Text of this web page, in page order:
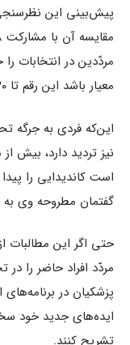
معیار باشد این رقم تا ۲۰ درصد هم می‌رسد.
این‌که فردی به جرگه
نیز تردید دارد، بیش
است کاندیدایی را
گفتمان مطروحه وی
حتی اگر این مطالبات
مردّد افراد حاضر را
پزشکیان در
ایده‌های جدید خود
تشریح کنند.